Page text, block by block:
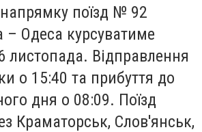
поїзд № 92
– Одеса курсуватиме
листопада. Відправлення
о 15:40 та прибуття до
дня о 08:09. Поїзд
Краматорськ, Слов'янськ,